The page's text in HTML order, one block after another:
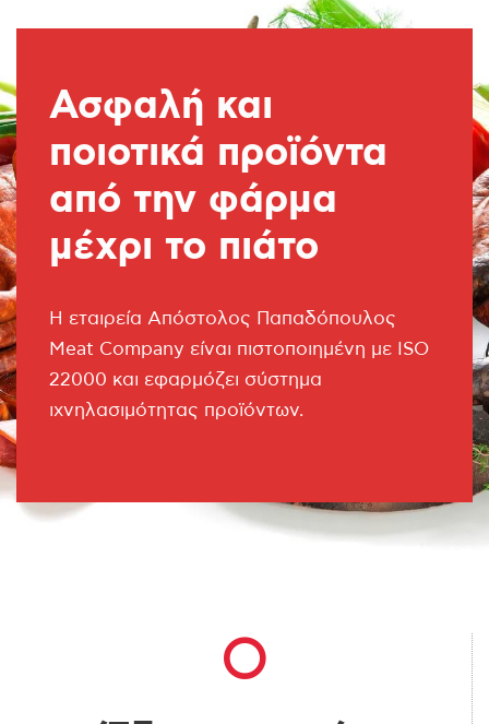
Ασφαλή και
ποιοτικά προϊόντα
από την φάρμα
μέχρι το πιάτο
Η εταιρεία Απόστολος Παπαδόπουλος
Meat Company είναι πιστοποιημένη με ISO
22000 και εφαρμόζει σύστημα
ιχνηλασιμότητας προϊόντων.